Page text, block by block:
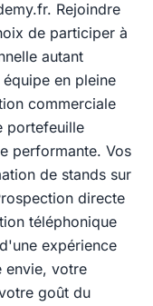
Rejoindre
de participer à
autant
en pleine
commerciale
portefeuille
performante. Vos
de stands sur
directe
téléphonique
expérience
envie, votre
goût du